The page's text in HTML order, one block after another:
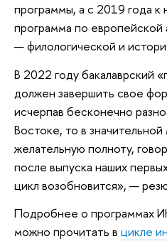
программы, а с 2019 года к
программа по европейской
— филологической и
В 2022 году бакалаврский
должен завершить свое
исчерпав бесконечно
Востоке, то в
желательную полноту,
после выпуска наших
цикл возобновится», —
Подробнее о программах
можно прочитать в цикле